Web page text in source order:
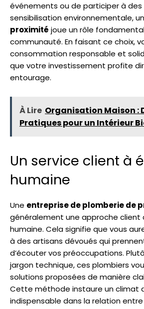
événements ou de participer à
sensibilisation environnementale, un
proximité joue un rôle
communauté. En faisant ce choix,
consommation responsable et
que votre investissement profite
entourage.
À Lire Organisation Maison :
Pratiques pour un Intérieur
Un service client à
humaine
Une entreprise de plomberie de
généralement une approche client
humaine. Cela signifie que vous
à des artisans dévoués qui
d’écouter vos préoccupations.
jargon technique, ces plombiers
solutions proposées de manière
Cette méthode instaure un climat
indispensable dans la relation